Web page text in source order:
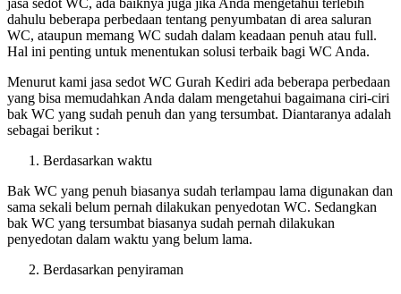
jasa sedot WC, ada baiknya juga jika Anda mengetahui terlebih
dahulu beberapa perbedaan tentang penyumbatan di area saluran
WC, ataupun memang WC sudah dalam keadaan penuh atau full.
Hal ini penting untuk menentukan solusi terbaik bagi WC Anda.
Menurut kami jasa sedot WC Gurah Kediri ada beberapa perbedaan
yang bisa memudahkan Anda dalam mengetahui bagaimana ciri-ciri
bak WC yang sudah penuh dan yang tersumbat. Diantaranya adalah
sebagai berikut :
Berdasarkan waktu
Bak WC yang penuh biasanya sudah terlampau lama digunakan dan
sama sekali belum pernah dilakukan penyedotan WC. Sedangkan
bak WC yang tersumbat biasanya sudah pernah dilakukan
penyedotan dalam waktu yang belum lama.
Berdasarkan penyiraman